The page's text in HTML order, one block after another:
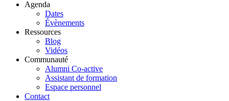
Agenda
Dates
Évènements
Ressources
Blog
Vidéos
Communauté
Alumni Co-active
Assistant de formation
Espace personnel
Contact